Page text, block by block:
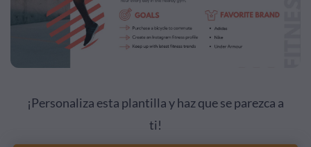
¡Personaliza esta plantilla y haz que se parezca a
ti!